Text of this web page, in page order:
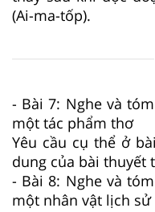
(Ai-ma-tốp).
- Bài 7: Nghe và
một tác phẩm thơ
Yêu cầu cụ thể ở
dung của bài thuyết
- Bài 8: Nghe và
một nhân vật lịch